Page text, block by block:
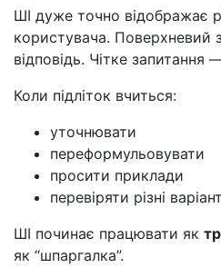
ШІ дуже точно відображає
користувача. Поверхневий
відповідь. Чітке запитання
Коли підліток вчиться:
уточнювати
переформульовувати
просити приклади
перевіряти різні
ШІ починає працювати як
як “шпаргалка”.